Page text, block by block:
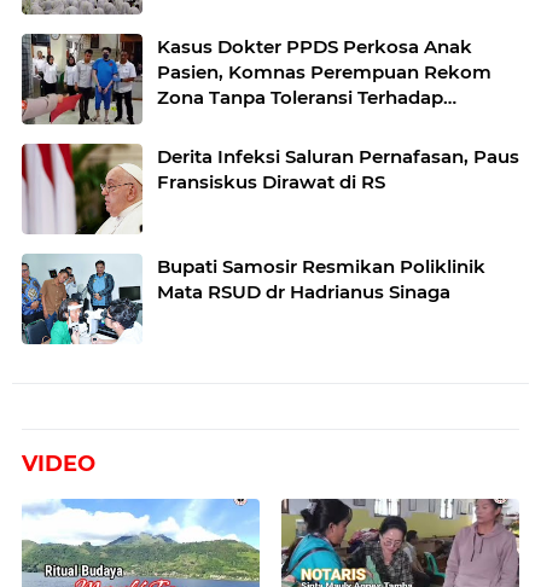
Kasus Dokter PPDS Perkosa Anak
Pasien, Komnas Perempuan Rekom
Zona Tanpa Toleransi Terhadap
Derita Infeksi Saluran Pernafasan, Paus
Fransiskus Dirawat di RS
Bupati Samosir Resmikan Poliklinik
Mata RSUD dr Hadrianus Sinaga
VIDEO